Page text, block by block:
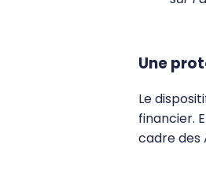
Une
Le
financier.
cadre des